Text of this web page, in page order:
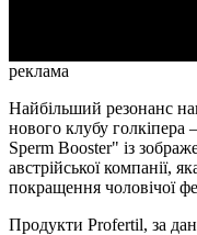
реклама
Найбільший резонанс
нового клубу голкіпера
Sperm Booster" із
австрійської компанії,
покращення чоловічої
Продукти Profertil, за